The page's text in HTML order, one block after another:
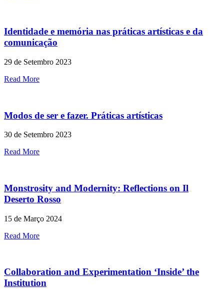
Identidade e memória nas práticas artísticas e da
comunicação
29 de Setembro 2023
Read More
Modos de ser e fazer. Práticas artísticas
30 de Setembro 2023
Read More
Monstrosity and Modernity: Reflections on Il
Deserto Rosso
15 de Março 2024
Read More
Collaboration and Experimentation ‘Inside’ the
Institution